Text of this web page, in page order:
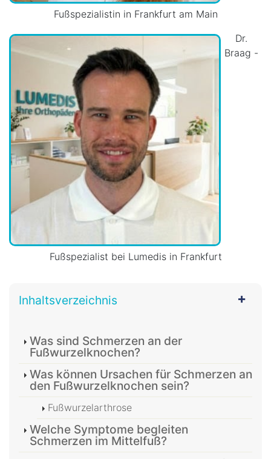
Fußspezialistin in Frankfurt am Main
Dr.
Braag -
Fußspezialist bei Lumedis in Frankfurt
Inhaltsverzeichnis
Was sind Schmerzen an der
Fußwurzelknochen?
Was können Ursachen für Schmerzen an
den Fußwurzelknochen sein?
Fußwurzelarthrose
Welche Symptome begleiten
Schmerzen im Mittelfuß?